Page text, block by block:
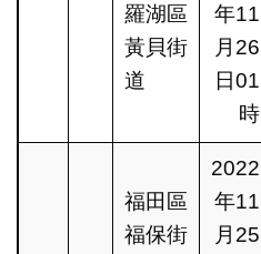
羅湖區
黃貝街
道
年11
月26
日01
時
福田區
福保街
2022
年11
月25